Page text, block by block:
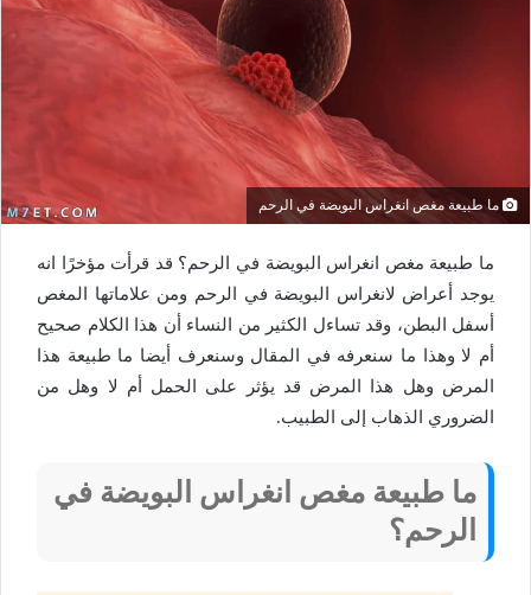
ما طبيعة مغص انغراس البويضة في الرحم
ما طبيعة مغص انغراس البويضة في الرحم؟ قد قرأت مؤخرًا انه
يوجد أعراض لانغراس البويضة في الرحم ومن علاماتها المغص
أسفل البطن، وقد تساءل الكثير من النساء أن هذا الكلام صحيح
أم لا وهذا ما سنعرفه في المقال وسنعرف أيضا ما طبيعة هذا
المرض وهل هذا المرض قد يؤثر على الحمل أم لا وهل من
الضروري الذهاب إلى الطبيب.
ما طبيعة مغص انغراس البويضة في
الرحم؟